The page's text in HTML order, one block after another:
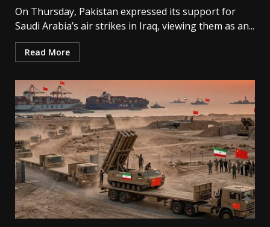
On Thursday, Pakistan expressed its support for
Saudi Arabia’s air strikes in Iraq, viewing them as an...
Read More